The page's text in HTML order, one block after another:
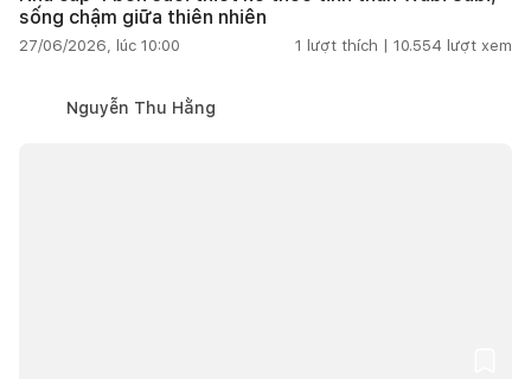
sống chậm giữa thiên nhiên
27/06/2026, lúc 10:00 1 lượt thích | 10.554 lượt xem
Nguyễn Thu Hằng